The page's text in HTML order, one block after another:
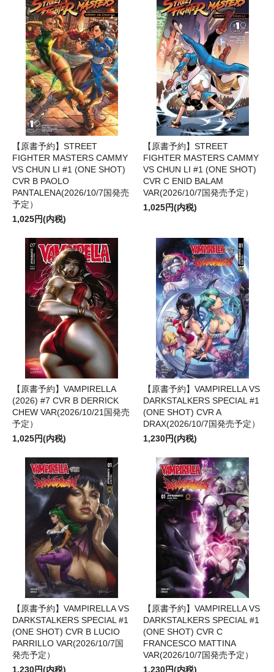
【原書予約】STREET
FIGHTER MASTERS CAMMY
VS CHUN LI #1 (ONE SHOT)
CVR B PAOLO
PANTALENA(2026/10/7国発売
予定）
1,025円(内税)
【原書予約】STREET
FIGHTER MASTERS CAMMY
VS CHUN LI #1 (ONE SHOT)
CVR C ENID BALAM
VAR(2026/10/7国発売予定）
1,025円(内税)
【原書予約】VAMPIRELLA
(2026) #7 CVR B DERRICK
CHEW VAR(2026/10/21国発売
予定）
1,025円(内税)
【原書予約】VAMPIRELLA VS
DARKSTALKERS SPECIAL #1
(ONE SHOT) CVR A
DRAX(2026/10/7国発売予定）
1,230円(内税)
【原書予約】VAMPIRELLA VS
DARKSTALKERS SPECIAL #1
(ONE SHOT) CVR B LUCIO
PARRILLO VAR(2026/10/7国
発売予定）
1,230円(内税)
【原書予約】VAMPIRELLA VS
DARKSTALKERS SPECIAL #1
(ONE SHOT) CVR C
FRANCESCO MATTINA
VAR(2026/10/7国発売予定）
1,230円(内税)